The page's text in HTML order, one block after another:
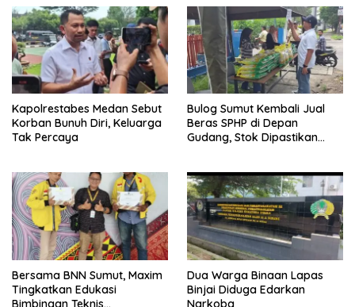
Kapolrestabes Medan Sebut
Korban Bunuh Diri, Keluarga
Tak Percaya
Bulog Sumut Kembali Jual
Beras SPHP di Depan
Gudang, Stok Dipastikan
Bersama BNN Sumut, Maxim
Tingkatkan Edukasi
Bimbingan Teknis
Dua Warga Binaan Lapas
Binjai Diduga Edarkan
Narkoba